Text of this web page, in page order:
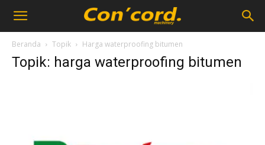
Beranda Topik Harga waterproofing bitumen
Topik: harga waterproofing bitumen